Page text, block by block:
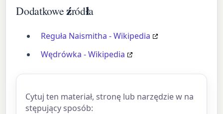
Dodatkowe źródła
Reguła Naismitha - Wikipedia
Wędrówka - Wikipedia
Cytuj ten materiał, stronę lub narzędzie w na
stępujący sposób: